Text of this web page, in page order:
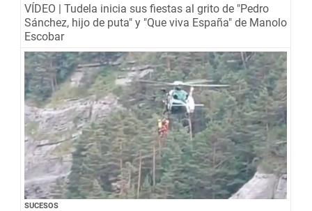
VÍDEO | Tudela inicia sus fiestas al grito de "Pedro
Sánchez, hijo de puta" y "Que viva España" de Manolo
Escobar
SUCESOS